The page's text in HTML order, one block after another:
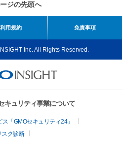
ジの先頭へ
利用規約 免責事項
Inc. All Rights Reserved.
キュリティ事業について
「GMOセキュリティ24」
スク診断